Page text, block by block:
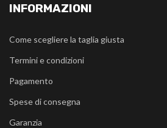
INFORMAZIONI
Come scegliere la taglia giusta
Termini e condizioni
Pagamento
Spese di consegna
Garanzia